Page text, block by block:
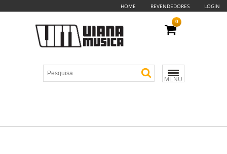
HOME REVENDEDORES LOGIN
MENU
0